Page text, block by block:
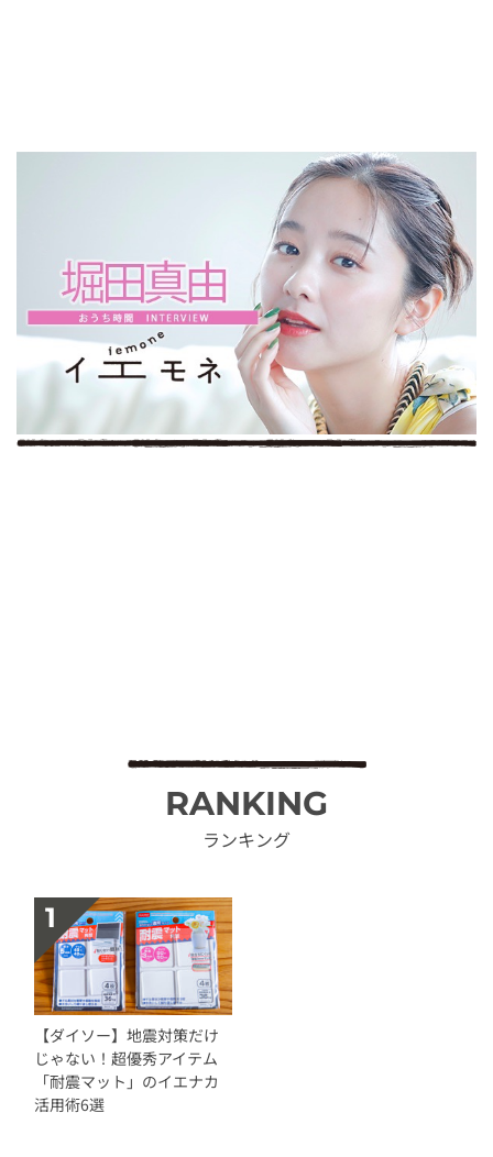
RANKING
ランキング
【ダイソー】地震対策だけ
じゃない！超優秀アイテム
「耐震マット」のイエナカ
活用術6選